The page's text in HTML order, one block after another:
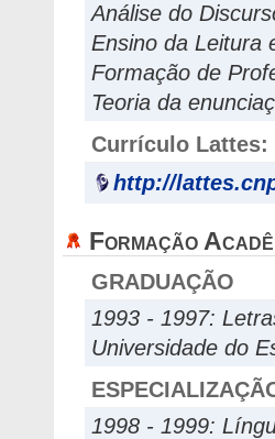
Análise do
Ensino da Leitura
Formação de
Teoria da
Currículo Lattes:
http://
Formação
GRADUAÇÃO
1993 - 1997:
Universidade do
1998 - 1999: